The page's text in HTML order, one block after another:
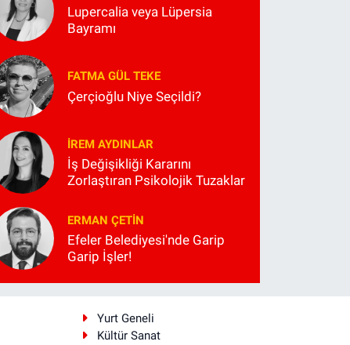
Lupercalia veya Lüpersia
Bayramı
FATMA GÜL TEKE
Çerçioğlu Niye Seçildi?
İREM AYDINLAR
İş Değişikliği Kararını
Zorlaştıran Psikolojik Tuzaklar
ERMAN ÇETIN
Efeler Belediyesi'nde Garip
Garip İşler!
Yurt Geneli
Kültür Sanat